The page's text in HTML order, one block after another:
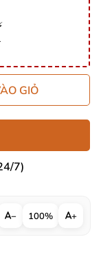
GIỎ
7)
− 100% +